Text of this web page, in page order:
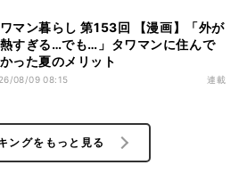
マン暮らし 第153回 【漫画】「外が
すぎる…でも…」タワマンに住んで
った夏のメリット
08/09 08:15 連載
ングをもっと見る